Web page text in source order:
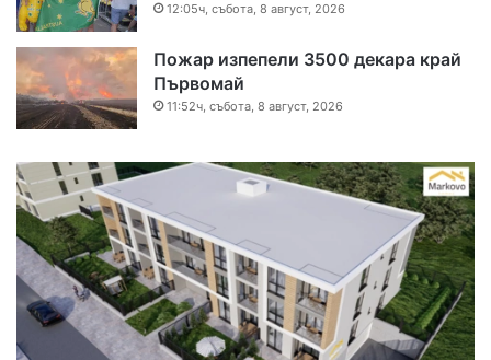
12:05ч, събота, 8 август, 2026
Пожар изпепели 3500 декара край
Първомай
11:52ч, събота, 8 август, 2026